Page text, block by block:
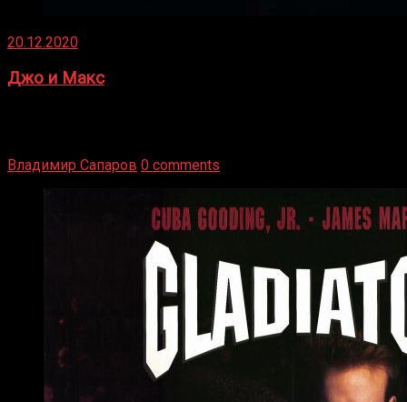
20.12.2020
Джо и Макс
Владимир Сапаров 0 comments